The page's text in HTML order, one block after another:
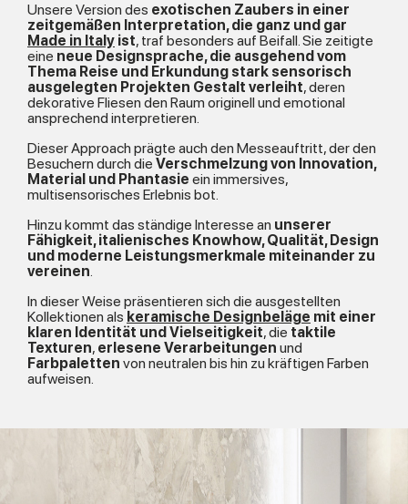
Unsere Version des exotischen Zaubers in einer
zeitgemäßen Interpretation, die ganz und gar
Made in Italy ist, traf besonders auf Beifall. Sie zeitigte
eine neue Designsprache, die ausgehend vom
Thema Reise und Erkundung stark sensorisch
ausgelegten Projekten Gestalt verleiht, deren
dekorative Fliesen den Raum originell und emotional
ansprechend interpretieren.
Dieser Approach prägte auch den Messeauftritt, der den
Besuchern durch die Verschmelzung von Innovation,
Material und Phantasie ein immersives,
multisensorisches Erlebnis bot.
Hinzu kommt das ständige Interesse an unserer
Fähigkeit, italienisches Knowhow, Qualität, Design
und moderne Leistungsmerkmale miteinander zu
vereinen.
In dieser Weise präsentieren sich die ausgestellten
Kollektionen als keramische Designbeläge mit einer
klaren Identität und Vielseitigkeit, die taktile
Texturen, erlesene Verarbeitungen und
Farbpaletten von neutralen bis hin zu kräftigen Farben
aufweisen.